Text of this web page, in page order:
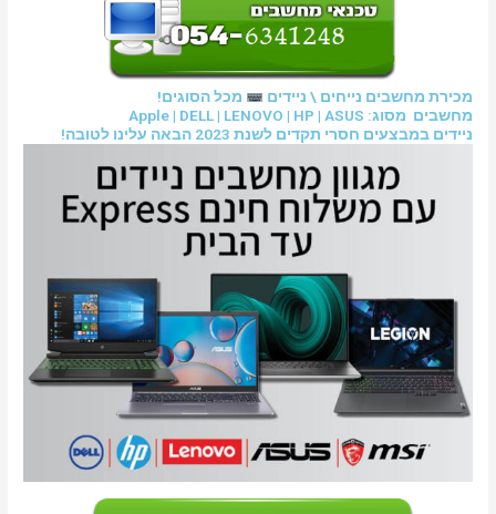
מכירת מחשבים נייחים \ ניידים
מכל הסוגים!
מחשבים מסוג: Apple | DELL | LENOVO | HP | ASUS
ניידים במבצעים חסרי תקדים לשנת 2023 הבאה עלינו לטובה!